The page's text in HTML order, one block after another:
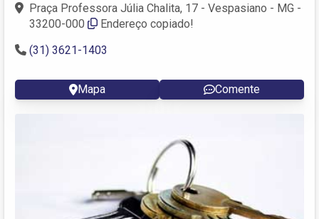
Praça Professora Júlia Chalita, 17 - Vespasiano - MG -
33200-000
Endereço copiado!
(31) 3621-1403
Mapa Comente